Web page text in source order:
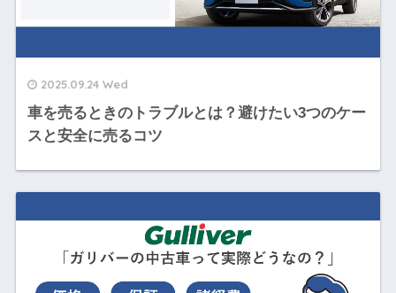
2025.09.24 Wed
車を売るときのトラブルとは？避けたい3つのケー
スと安全に売るコツ